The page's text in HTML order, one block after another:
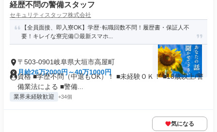
経歴不問の警備スタッフ
セキュリティスタッフ株式会社
【全員面接、即入寮OK】学歴･転職回数不問！履歴書・保証人不
要！キレイな寮完備◎最新スマホ...
〒503-0901岐阜県大垣市高屋町
月給26万2000円～40万1000円
資格 ■学歴不問（中退もOK）！ ■未経験ＯＫ！ ■18歳以上/警
備業法による ■警備...
業界未経験歓迎 +34個
気になる